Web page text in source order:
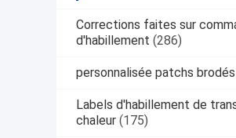
Corrections faites sur
d'habillement (286)
personnalisée patchs brodés
Labels d'habillement de
chaleur (175)